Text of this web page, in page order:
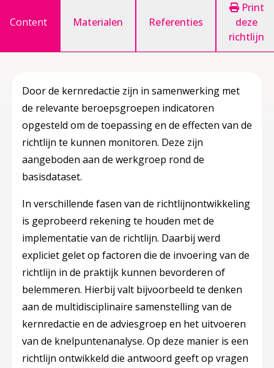
Content Materialen Referenties
Print
deze
richtlijn
Door de kernredactie zijn in samenwerking met
de relevante beroepsgroepen indicatoren
opgesteld om de toepassing en de effecten van de
richtlijn te kunnen monitoren. Deze zijn
aangeboden aan de werkgroep rond de
basisdataset.
In verschillende fasen van de richtlijnontwikkeling
is geprobeerd rekening te houden met de
implementatie van de richtlijn. Daarbij werd
expliciet gelet op factoren die de invoering van de
richtlijn in de praktijk kunnen bevorderen of
belemmeren. Hierbij valt bijvoorbeeld te denken
aan de multidisciplinaire samenstelling van de
kernredactie en de adviesgroep en het uitvoeren
van de knelpuntenanalyse. Op deze manier is een
richtlijn ontwikkeld die antwoord geeft op vragen